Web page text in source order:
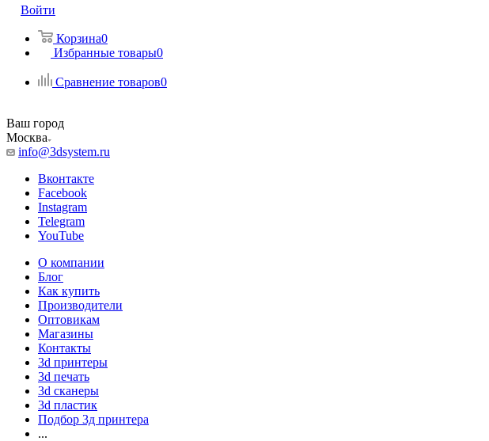
Войти
Корзина0
Избранные товары0
Сравнение товаров0
Ваш город
Москва
info@3dsystem.ru
Вконтакте
Facebook
Instagram
Telegram
YouTube
О компании
Блог
Как купить
Производители
Оптовикам
Магазины
Контакты
3d принтеры
3d печать
3d сканеры
3d пластик
Подбор 3д принтера
...